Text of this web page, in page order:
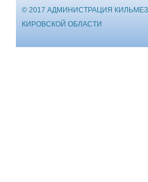
© 2017 АДМИНИСТРАЦИЯ
КИРОВСКОЙ ОБЛАСТИ